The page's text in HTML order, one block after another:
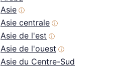
Asie ⓘ
Asie centrale ⓘ
Asie de l'est ⓘ
Asie de l'ouest ⓘ
Asie du Centre-Sud